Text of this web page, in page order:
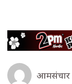
आमसंचार